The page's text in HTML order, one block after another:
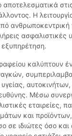
Η
ανθρωποκεντρική
ασφαλιστικές
εξυπηρέτηση.
καλύπτουν
αυτοκινήτων,
Μέσω
εταιρείες,
και
σε ιδιώτες όσο και